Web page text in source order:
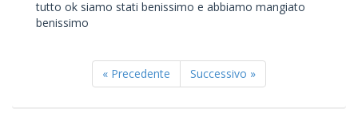
tutto ok siamo stati benissimo e abbiamo mangiato
benissimo
« Precedente Successivo »